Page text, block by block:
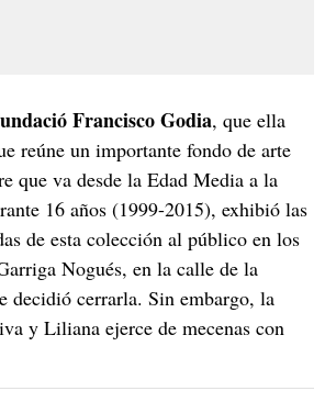
Francisco Godia, que ella
reúne un importante fondo de arte
que va desde la Edad Media a la
16 años (1999-2015), exhibió las
de esta colección al público en los
Nogués, en la calle de la
decidió cerrarla. Sin embargo, la
y Liliana ejerce de mecenas con